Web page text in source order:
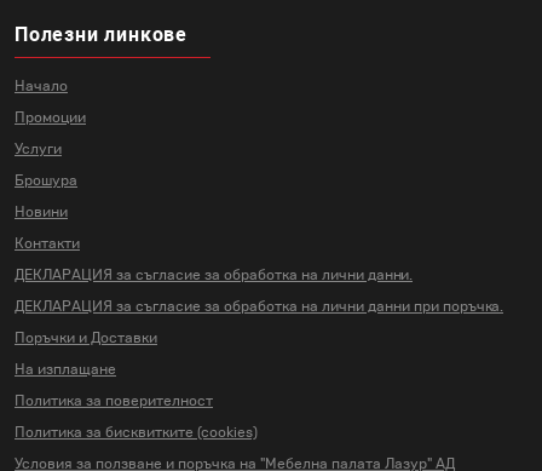
Полезни линкове
Начало
Промоции
Услуги
Брошура
Новини
Контакти
ДЕКЛАРАЦИЯ за съгласие за обработка на лични данни.
ДЕКЛАРАЦИЯ за съгласие за обработка на лични данни при поръчка.
Поръчки и Доставки
На изплащане
Политика за поверителност
Политика за бисквитките (cookies)
Условия за ползване и поръчка на "Мебелна палата Лазур" АД